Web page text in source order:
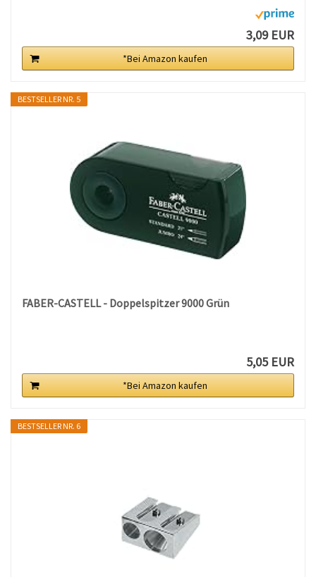
3,09 EUR
*Bei Amazon kaufen
BESTSELLER NR. 5
FABER-CASTELL - Doppelspitzer 9000 Grün
5,05 EUR
*Bei Amazon kaufen
BESTSELLER NR. 6